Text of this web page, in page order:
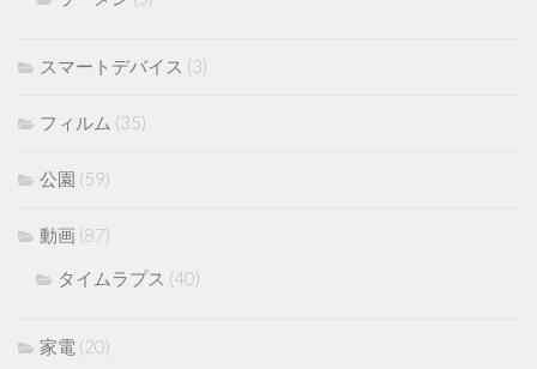
スマートデバイス (3)
フィルム (35)
公園 (59)
動画 (87)
タイムラプス (40)
家電 (20)